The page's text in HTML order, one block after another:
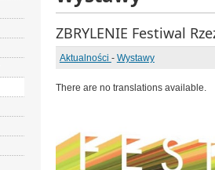
ZBRYLENIE Festiwal
Aktualności - Wystawy
There are no translations available.